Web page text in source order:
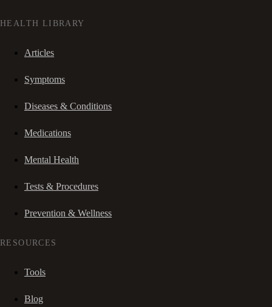
HEALTH LIBRARY
Articles
Symptoms
Diseases & Conditions
Medications
Mental Health
Tests & Procedures
Prevention & Wellness
RESOURCES
Tools
Blog